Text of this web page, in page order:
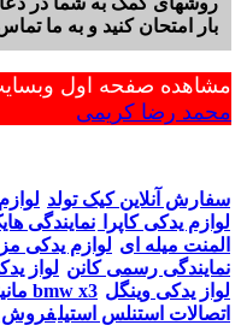
بار امتحان کنید و به ما
مشاهده صفحه اول
محمد رضا کریمی
سفارش آنلاین کیک تولد
لوازم یدکی کاپرا
نمایندگی
المنت میله ای لوازم یدکی
نمایندگی رسمی کانن لواز
مانیتور تصویری bmw x3 لواز یدکی وینگل
اتصالات استنلس استیلفروش